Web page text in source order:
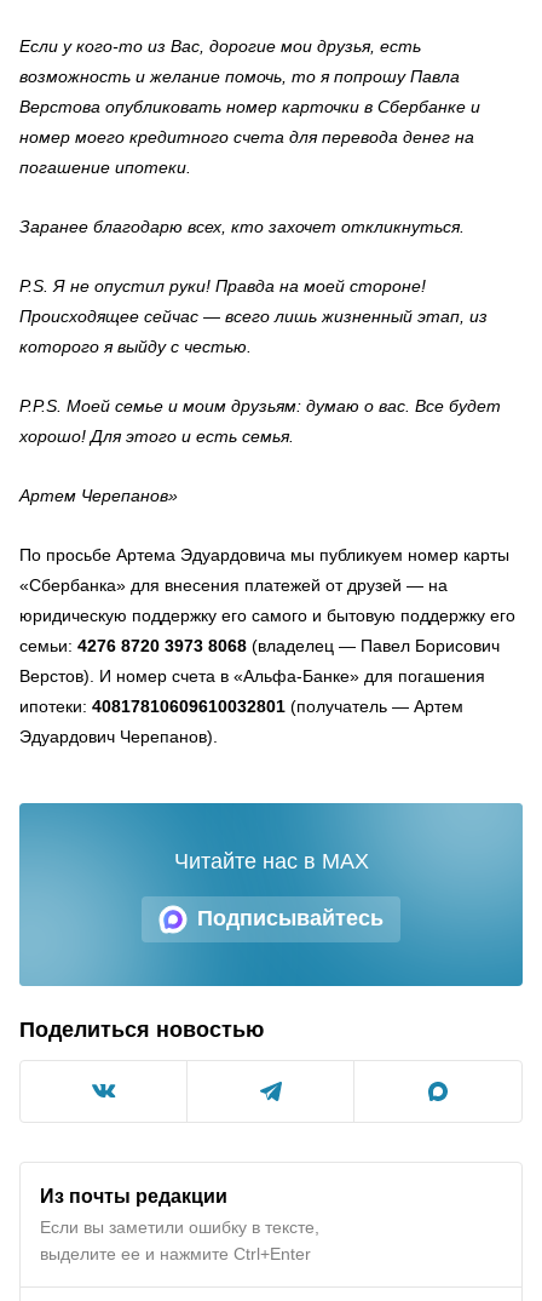
Если у кого-то из Вас, дорогие мои друзья, есть
возможность и желание помочь, то я попрошу Павла
Верстова опубликовать номер карточки в Сбербанке и
номер моего кредитного счета для перевода денег на
погашение ипотеки.
Заранее благодарю всех, кто захочет откликнуться.
P.S. Я не опустил руки! Правда на моей стороне!
Происходящее сейчас — всего лишь жизненный этап, из
которого я выйду с честью.
P.P.S. Моей семье и моим друзьям: думаю о вас. Все будет
хорошо! Для этого и есть семья.
Артем Черепанов»
По просьбе Артема Эдуардовича мы публикуем номер карты
«Сбербанка» для внесения платежей от друзей — на
юридическую поддержку его самого и бытовую поддержку его
семьи: 4276 8720 3973 8068 (владелец — Павел Борисович
Верстов). И номер счета в «Альфа-Банке» для погашения
ипотеки: 40817810609610032801 (получатель — Артем
Эдуардович Черепанов).
Подписывайтесь
Читайте нас в MAX
Поделиться новостью
Из почты редакции
Если вы заметили ошибку в тексте,
выделите ее и нажмите Ctrl+Enter